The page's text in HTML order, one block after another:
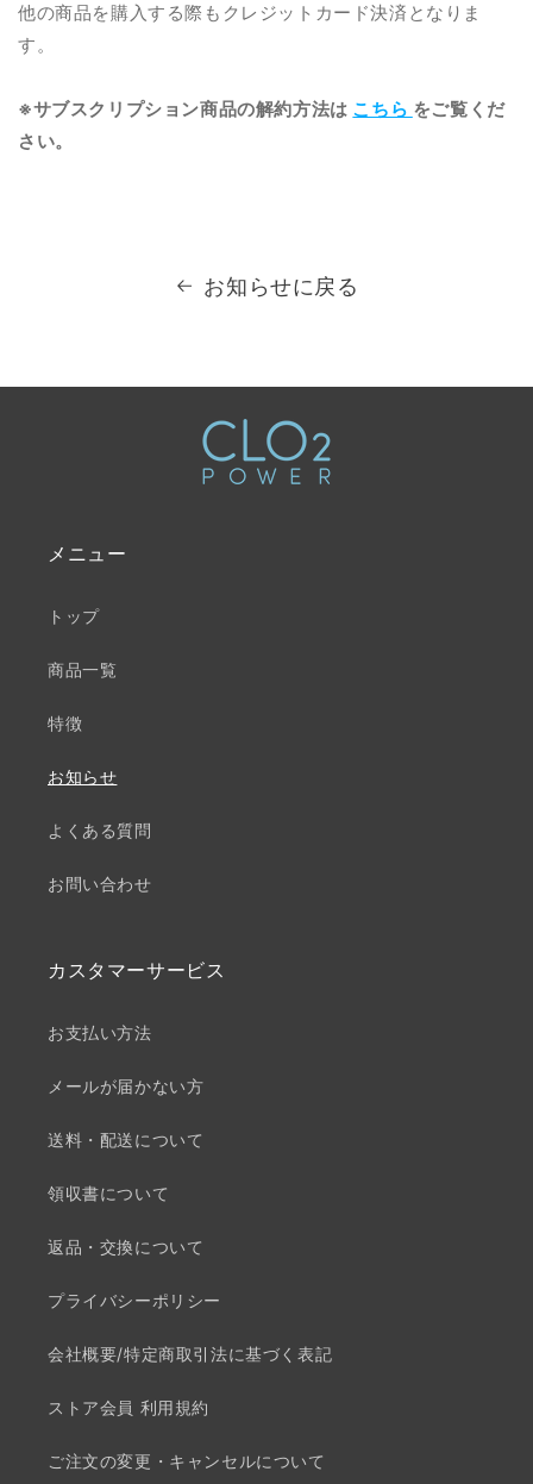
他の商品を購入する際もクレジットカード決済となりま
す。
※サブスクリプション商品の解約方法は こちら をご覧くだ
さい。
お知らせに戻る
メニュー
トップ
商品一覧
特徴
お知らせ
よくある質問
お問い合わせ
カスタマーサービス
お支払い方法
メールが届かない方
送料・配送について
領収書について
返品・交換について
プライバシーポリシー
会社概要/特定商取引法に基づく表記
ストア会員 利用規約
ご注文の変更・キャンセルについて